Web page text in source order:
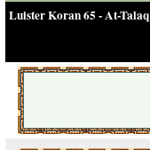
Luister Koran 65 - At-Talaq